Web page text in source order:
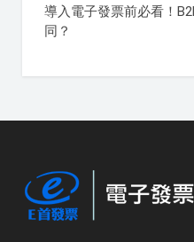
導入電子發票前必看！
同？